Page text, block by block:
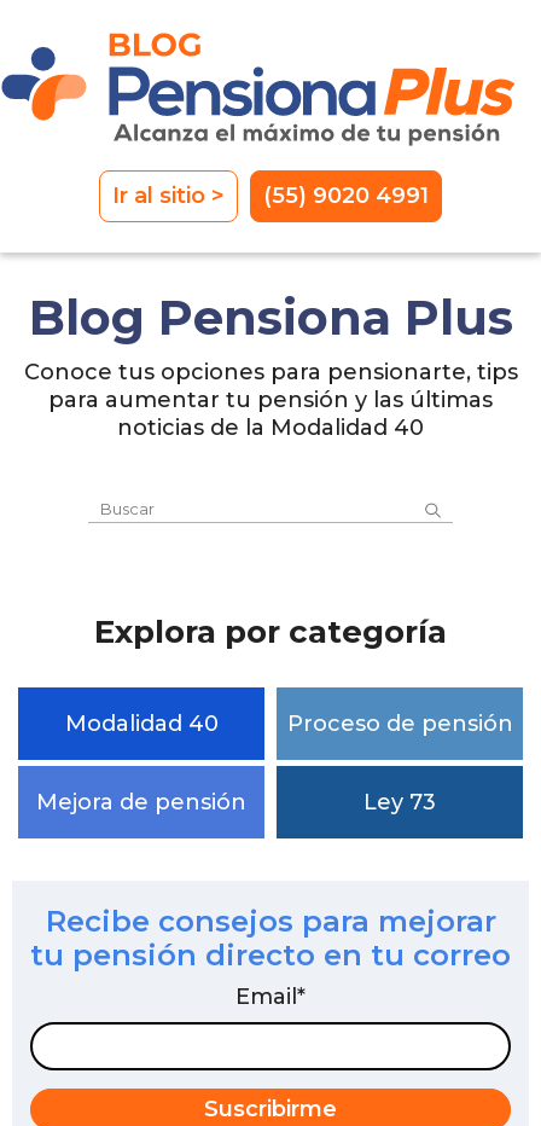
Ir al sitio > (55) 9020 4991
Blog Pensiona Plus
Conoce tus opciones para pensionarte, tips
para aumentar tu pensión y las últimas
noticias de la Modalidad 40
Este es un campo de búsqueda con
Explora por categoría
Modalidad 40 Proceso de pensión
Mejora de pensión Ley 73
Recibe consejos para mejorar
tu pensión directo en tu correo
Email *